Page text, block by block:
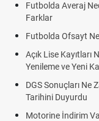
Averaj Nedir? Genel
Ofsayt Nedir? Ofsayt
Lise Kayıtları Ne Zaman
ve Yeni Kayıt Tarihleri
Sonuçları Ne Zaman
Duyurdu
İndirim Var mı?